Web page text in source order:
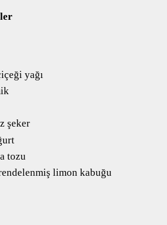
yağı
şeker
tozu
limon kabuğu